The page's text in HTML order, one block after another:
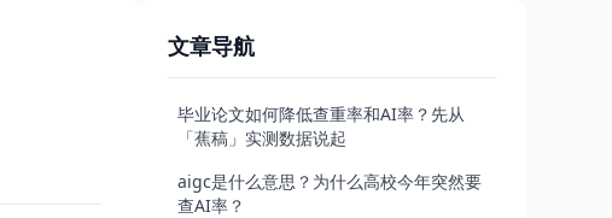
文章导航
毕业论文如何降低查重率和AI率？先从
「蕉稿」实测数据说起
aigc是什么意思？为什么高校今年突然要
查AI率？